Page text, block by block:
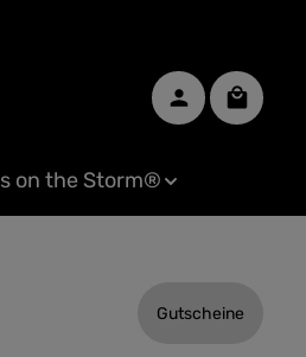
on the Storm®
Gutscheine